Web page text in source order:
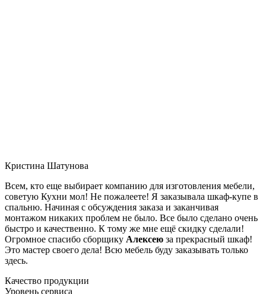
Кристина Шатунова
Всем, кто еще выбирает компанию для изготовления мебели,
советую Кухни мол! Не пожалеете! Я заказывала шкаф-купе в
спальню. Начиная с обсуждения заказа и заканчивая
монтажом никаких проблем не было. Все было сделано очень
быстро и качественно. К тому же мне ещё скидку сделали!
Огромное спасибо сборщику Алексею за прекрасный шкаф!
Это мастер своего дела! Всю мебель буду заказывать только
здесь.
Качество продукции
Уровень сервиса